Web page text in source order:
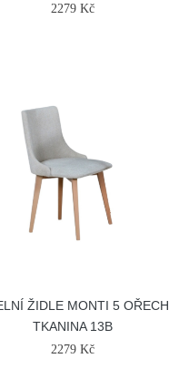
2279 Kč
ŽIDLE MONTI 5 OŘECH
TKANINA 13B
2279 Kč